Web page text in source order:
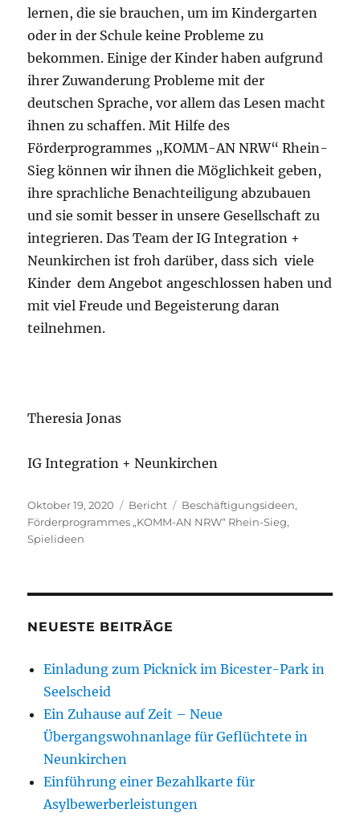
lernen, die sie brauchen, um im Kindergarten
oder in der Schule keine Probleme zu
bekommen. Einige der Kinder haben aufgrund
ihrer Zuwanderung Probleme mit der
deutschen Sprache, vor allem das Lesen macht
ihnen zu schaffen. Mit Hilfe des
Förderprogrammes „KOMM-AN NRW“ Rhein-
Sieg können wir ihnen die Möglichkeit geben,
ihre sprachliche Benachteiligung abzubauen
und sie somit besser in unsere Gesellschaft zu
integrieren. Das Team der IG Integration +
Neunkirchen ist froh darüber, dass sich viele
Kinder dem Angebot angeschlossen haben und
mit viel Freude und Begeisterung daran
teilnehmen.
Theresia Jonas
IG Integration + Neunkirchen
Veröffentlicht
am
Oktober 19, 2020 Kategorien
Bericht Schlagwörter
Beschäftigungsideen,
Förderprogrammes „KOMM-AN NRW“ Rhein-Sieg,
Spielideen
NEUESTE BEITRÄGE
Einladung zum Picknick im Bicester-Park in
Seelscheid
Ein Zuhause auf Zeit – Neue
Übergangswohnanlage für Geflüchtete in
Neunkirchen
Einführung einer Bezahlkarte für
Asylbewerberleistungen